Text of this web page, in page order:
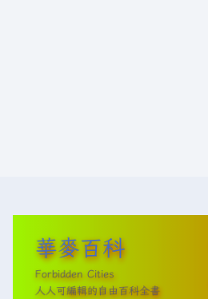
華麥百科
Forbidden Cities
人人可編輯的自由百科全書